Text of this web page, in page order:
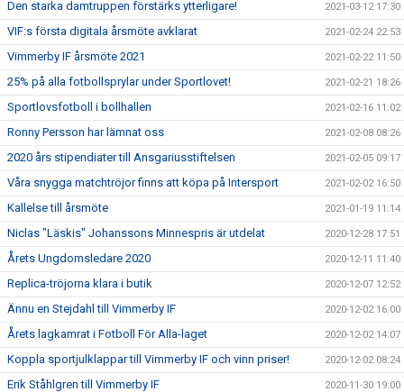
Den starka damtruppen förstärks ytterligare! 2021-03-12 17:30
VIF:s första digitala årsmöte avklarat 2021-02-24 22:53
Vimmerby IF årsmöte 2021 2021-02-22 11:50
25% på alla fotbollsprylar under Sportlovet! 2021-02-21 18:26
Sportlovsfotboll i bollhallen 2021-02-16 11:02
Ronny Persson har lämnat oss 2021-02-08 08:26
2020 års stipendiater till Ansgariusstiftelsen 2021-02-05 09:17
Våra snygga matchtröjor finns att köpa på Intersport 2021-02-02 16:50
Kallelse till årsmöte 2021-01-19 11:14
Niclas "Läskis" Johanssons Minnespris är utdelat 2020-12-28 17:51
Årets Ungdomsledare 2020 2020-12-11 11:40
Replica-tröjorna klara i butik 2020-12-07 12:52
Ännu en Stejdahl till Vimmerby IF 2020-12-02 16:00
Årets lagkamrat i Fotboll För Alla-laget 2020-12-02 14:07
Koppla sportjulklappar till Vimmerby IF och vinn priser! 2020-12-02 08:24
Erik Ståhlgren till Vimmerby IF 2020-11-30 19:00